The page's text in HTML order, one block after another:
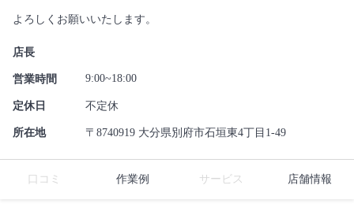
よろしくお願いいたします。
店長
営業時間 9:00~18:00
定休日 不定休
所在地 〒8740919 大分県別府市石垣東4丁目1-49
口コミ 作業例 サービス 店舗情報